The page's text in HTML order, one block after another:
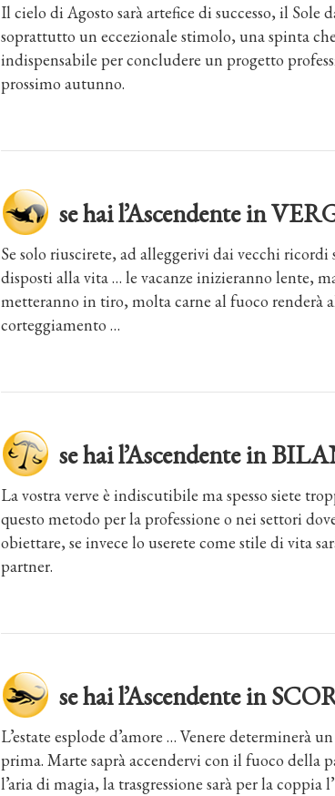
Il cielo di Agosto sarà artefice di successo, il Sole
soprattutto un eccezionale stimolo, una spinta
indispensabile per concludere un progetto
prossimo autunno.
se hai l’Ascendente in
Se solo riuscirete, ad alleggerivi dai vecchi ricordi
disposti alla vita … le vacanze inizieranno lente,
metteranno in tiro, molta carne al fuoco renderà
corteggiamento …
se hai l’Ascendente in
La vostra verve è indiscutibile ma spesso siete
questo metodo per la professione o nei settori
obiettare, se invece lo userete come stile di vita
partner.
se hai l’Ascendente in
L’estate esplode d’amore … Venere determinerà
prima. Marte saprà accendervi con il fuoco della
l’aria di magia, la trasgressione sarà per la coppia